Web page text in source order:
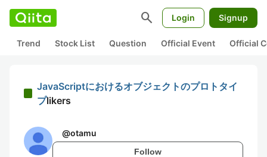
search Login Signup
Trend Stock List Question Official Event Official
JavaScriptにおけるオブジェクトのプロトタイ
プlikers
@otamu
Follow